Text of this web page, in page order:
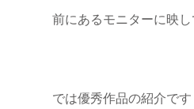
前にあるモニターに映
では優秀作品の紹介です